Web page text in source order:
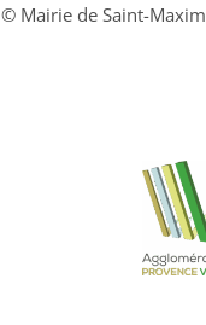
© Mairie de Saint-